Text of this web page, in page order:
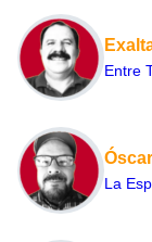
Entre
La